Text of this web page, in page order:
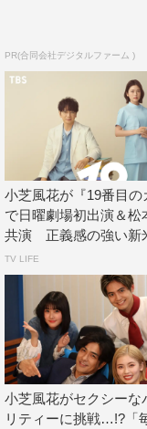
力的なキャストも
にしながら、より
BS時代劇『あきな
どうぞお楽しみに！
番組情報
BS時代劇『あきな
2023年12月～2024
毎週金曜 午後7時
原作：髙田郁
脚本：山本むつみ
主演：小芝風花
制作統括：山本敏
PR(合同会社デジタルファーム )
小芝風花が『19番目の
で日曜劇場初出演＆松
共演 正義感の強い新
TV LIFE
小芝風花がセクシーな
リティーに挑戦…!?「